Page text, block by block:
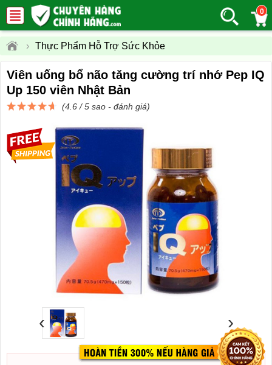
0
› Thực Phẩm Hỗ Trợ Sức Khỏe
Viên uống bổ não tăng cường trí nhớ Pep IQ
Up 150 viên Nhật Bản
(4.6 / 5 sao - đánh giá)
‹ ›